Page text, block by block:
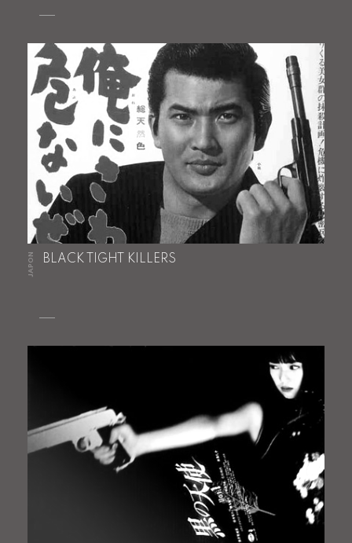
JAPON BLACK TIGHT KILLERS